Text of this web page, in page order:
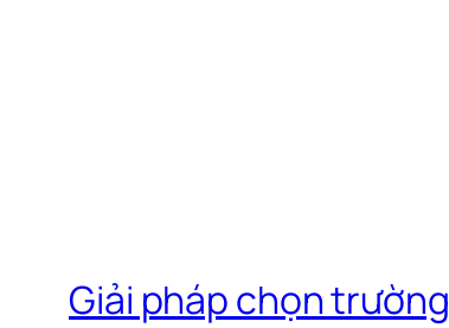
Giải pháp chọn trường